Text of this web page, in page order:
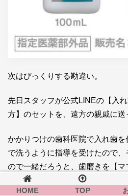
次はびっくりする勘違い。
先日スタッフが公式LINEの【入
方】のセットを、遠方の親戚に送
かかりつけの歯科医院で入れ歯
で洗うように指導を受けたので
ので一緒だろうと、歯磨きを【
聞いて、びっくり仰天！慌てて
HOME
TOP